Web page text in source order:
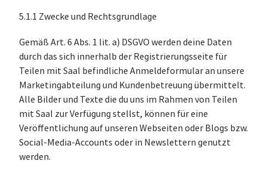
5.1.1 Zwecke und Rechtsgrundlage
Gemäß Art. 6 Abs. 1 lit. a) DSGVO werden deine Daten
durch das sich innerhalb der Registrierungsseite für
Teilen mit Saal befindliche Anmeldeformular an unsere
Marketingabteilung und Kundenbetreuung übermittelt.
Alle Bilder und Texte die du uns im Rahmen von Teilen
mit Saal zur Verfügung stellst, können für eine
Veröffentlichung auf unseren Webseiten oder Blogs bzw.
Social-Media-Accounts oder in Newslettern genutzt
werden.